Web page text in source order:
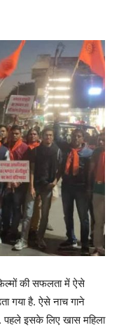
की सफलता में ऐसे
गया है. ऐसे नाच गाने
. पहले इसके लिए खास महिला